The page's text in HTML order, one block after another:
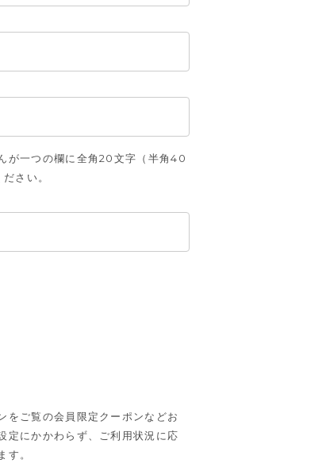
が一つの欄に全角20文字（半角40
さい。
をご覧の会員限定クーポンなどお
定にかかわらず、ご利用状況に応
す。